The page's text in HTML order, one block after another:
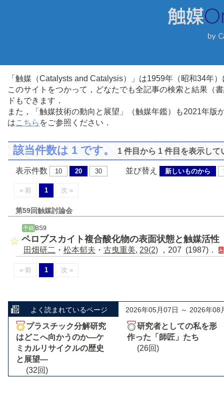
「触媒（Catalysts and Catalysis）」は1959年（昭和34年
このサイトをつかって，どなたでも全記事の検索と結果（
ドもできます．
また，「触媒技術の動向と展望」（触媒年鑑）も2021年
はこちら をご参照ください．
該当件数は 1 です。1 件目から 1 件目を表示して
表示件数 10 20 30 並び替え 新しいものから
« 前 1 次 »
第59回触媒討論会
予稿 BS9
ペロブスカイト複合酸化物の表面状態と触媒活性
田畑研二 ・ 松本郁夫 ・ 古曳重美, 29(2) ，207 (1987)．
« 前 1 次 »
よく読まれているページ 2026年05月07日 ～ 2026年08
プラスチック分解研究
はどこへ向かうのか―ケ
ミカルリサイクルの歴史
と展望―
(32回)
研究者としての私を形
作った「師匠」たち
(26回)